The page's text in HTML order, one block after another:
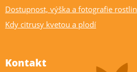
Dostupnost, výška a fotografie rostlin
Kdy citrusy kvetou a plodí
Kontakt